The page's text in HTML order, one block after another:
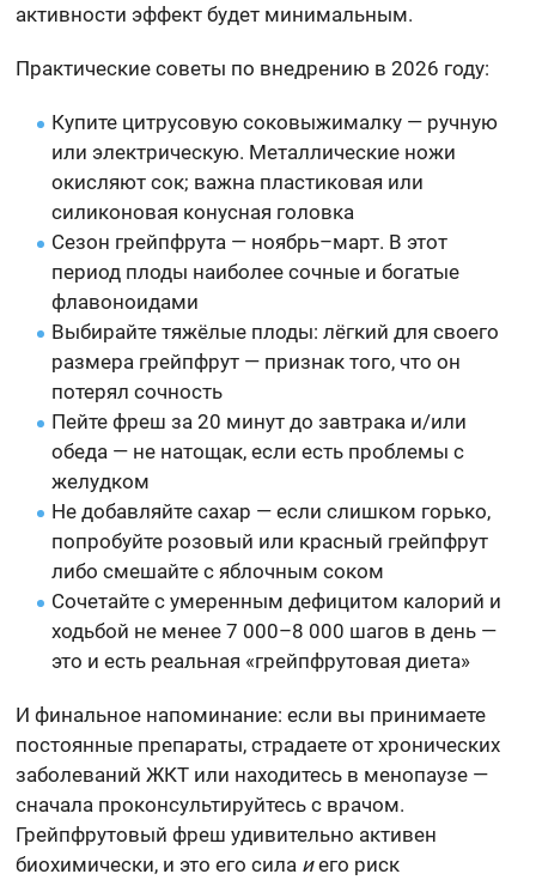
активности эффект будет минимальным.
Практические советы по внедрению в 2026 году:
Купите цитрусовую соковыжималку — ручную
или электрическую. Металлические ножи
окисляют сок; важна пластиковая или
силиконовая конусная головка
Сезон грейпфрута — ноябрь–март. В этот
период плоды наиболее сочные и богатые
флавоноидами
Выбирайте тяжёлые плоды: лёгкий для своего
размера грейпфрут — признак того, что он
потерял сочность
Пейте фреш за 20 минут до завтрака и/или
обеда — не натощак, если есть проблемы с
желудком
Не добавляйте сахар — если слишком горько,
попробуйте розовый или красный грейпфрут
либо смешайте с яблочным соком
Сочетайте с умеренным дефицитом калорий и
ходьбой не менее 7 000–8 000 шагов в день —
это и есть реальная «грейпфрутовая диета»
И финальное напоминание: если вы принимаете
постоянные препараты, страдаете от хронических
заболеваний ЖКТ или находитесь в менопаузе —
сначала проконсультируйтесь с врачом.
Грейпфрутовый фреш удивительно активен
биохимически, и это его сила иего риск